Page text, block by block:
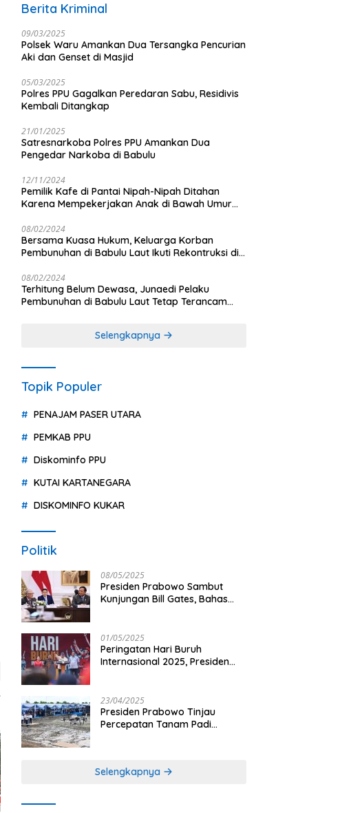
Berita Kriminal
09/03/2025
Polsek Waru Amankan Dua Tersangka Pencurian
Aki dan Genset di Masjid
05/03/2025
Polres PPU Gagalkan Peredaran Sabu, Residivis
Kembali Ditangkap
21/01/2025
Satresnarkoba Polres PPU Amankan Dua
Pengedar Narkoba di Babulu
12/11/2024
Pemilik Kafe di Pantai Nipah-Nipah Ditahan
Karena Mempekerjakan Anak di Bawah Umur
08/02/2024
Bersama Kuasa Hukum, Keluarga Korban
Pembunuhan di Babulu Laut Ikuti Rekontruksi di
08/02/2024
Terhitung Belum Dewasa, Junaedi Pelaku
Pembunuhan di Babulu Laut Tetap Terancam
Selengkapnya
Topik Populer
PENAJAM PASER UTARA
PEMKAB PPU
Diskominfo PPU
KUTAI KARTANEGARA
DISKOMINFO KUKAR
Politik
08/05/2025
Presiden Prabowo Sambut
Kunjungan Bill Gates, Bahas
Pertanian di Indonesia
01/05/2025
Peringatan Hari Buruh
Internasional 2025, Presiden
23/04/2025
Presiden Prabowo Tinjau
Percepatan Tanam Padi
Selengkapnya